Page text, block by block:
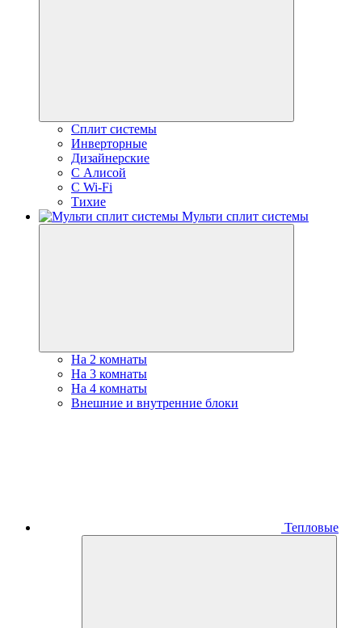
Сплит системы
Инверторные
Дизайнерские
С Алисой
C Wi-Fi
Тихие
Мульти сплит системы
На 2 комнаты
На 3 комнаты
На 4 комнаты
Внешние и внутренние блоки
Тепловые